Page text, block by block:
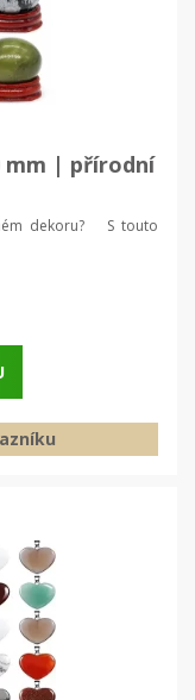
mm | přírodní
dekoru? S touto